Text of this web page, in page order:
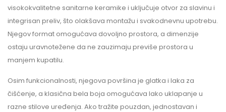
visokokvalitetne sanitarne keramike i uključuje otvor za slavinu i
integrisan preliv, što olakšava montažu i svakodnevnu upotrebu.
Njegov format omogućava dovoljno prostora, a dimenzije
ostaju uravnotežene da ne zauzimaju previše prostora u
manjem kupatilu.
Osim funkcionalnosti, njegova površina je glatka i laka za
čišćenje, a klasična bela boja omogućava lako uklapanje u
razne stilove uređenja. Ako tražite pouzdan, jednostavan i